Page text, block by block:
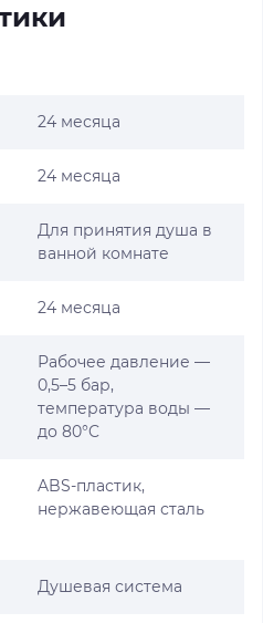
24 месяца
24 месяца
Для принятия душа в
ванной комнате
24 месяца
Рабочее давление —
0,5–5 бар,
температура воды —
до 80°C
ABS-пластик,
нержавеющая сталь
Душевая система